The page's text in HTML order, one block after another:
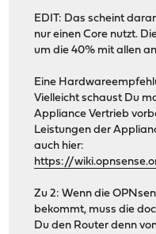
EDIT: Das scheint
nur einen Core nutzt.
um die 40% mit allen
Eine
Vielleicht schaust Du
Appliance Vertrieb
Leistungen der
auch hier:
https://
Zu 2: Wenn die
bekommt, muss die
Du den Router denn